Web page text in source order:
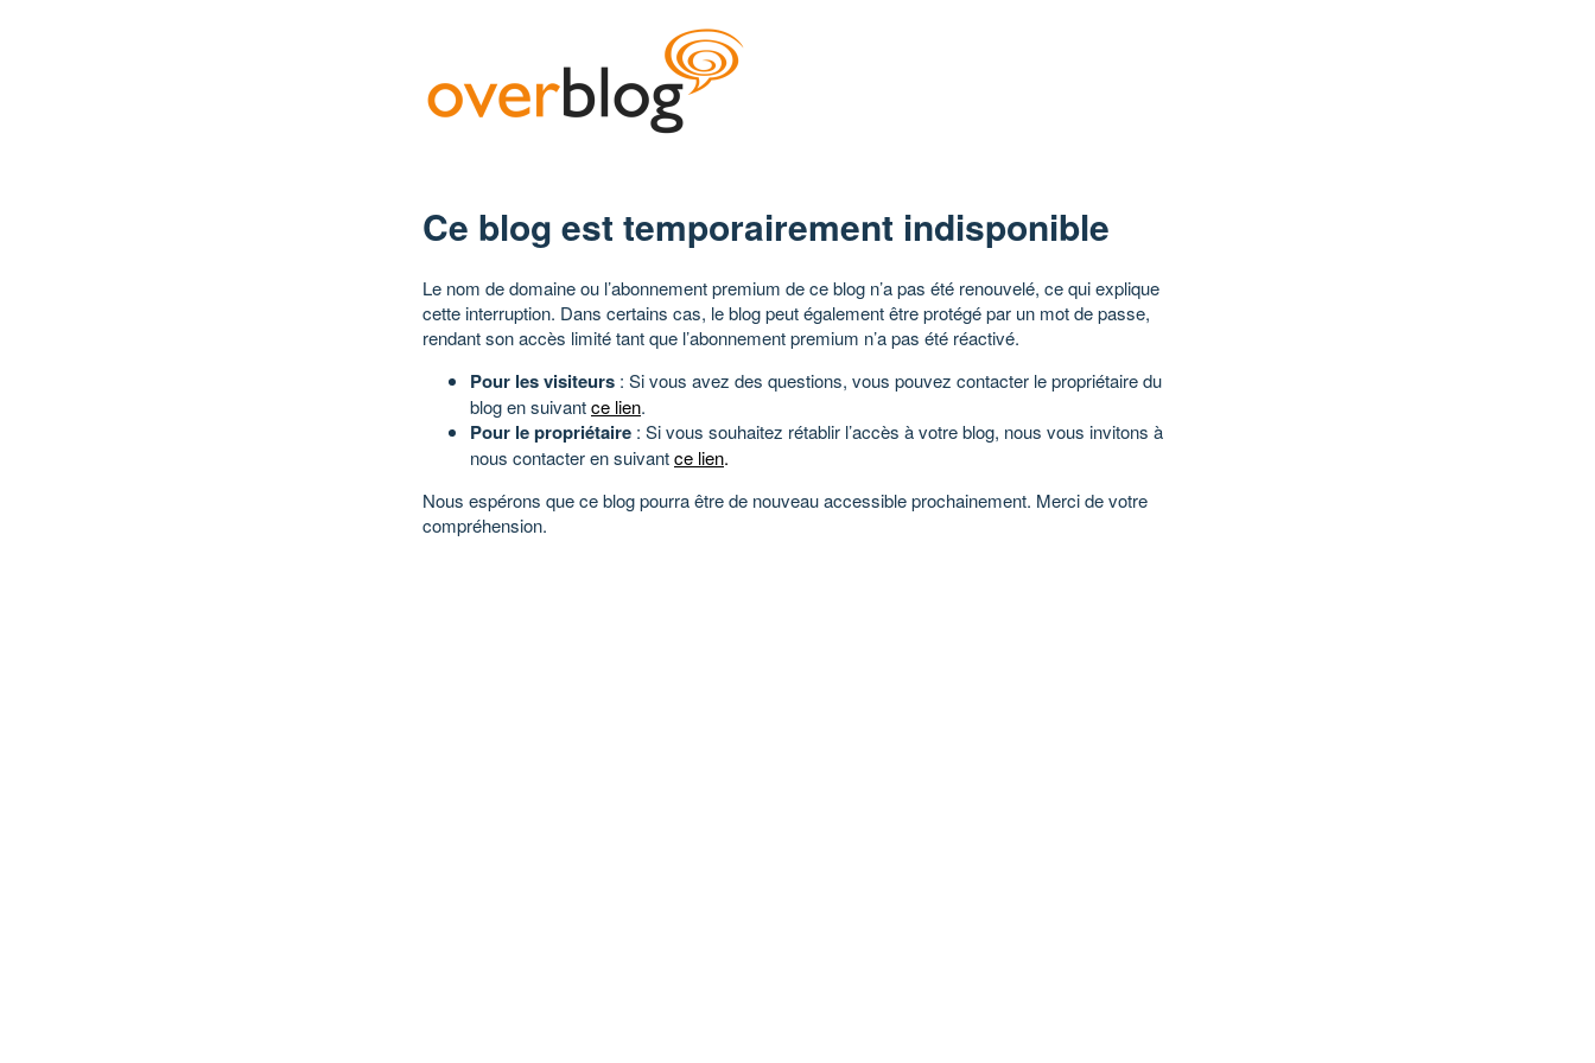
Ce blog est temporairement indisponible
Le nom de domaine ou l’abonnement premium de ce blog n’a pas été renouvelé, ce qui explique
cette interruption. Dans certains cas, le blog peut également être protégé par un mot de passe,
rendant son accès limité tant que l’abonnement premium n’a pas été réactivé.
Pour les visiteurs : Si vous avez des questions, vous pouvez contacter le propriétaire du
blog en suivantce lien.
Pour le propriétaire : Si vous souhaitez rétablir l’accès à votre blog, nous vous invitons à
nous contacter en suivantce lien.
Nous espérons que ce blog pourra être de nouveau accessible prochainement. Merci de votre
compréhension.